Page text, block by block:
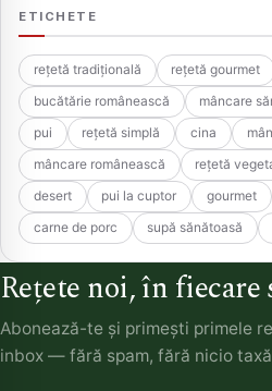
ETICHETE
rețetă tradițională rețetă gourmet
bucătărie românească
mâncare
pui
rețetă simplă cina
mâncare românească
rețetă
desert
pui la cuptor gourmet
carne de porc
supă sănătoasă
Rețete noi, în fiecare
Abonează-te și primești primele
inbox — fără spam, fără nicio